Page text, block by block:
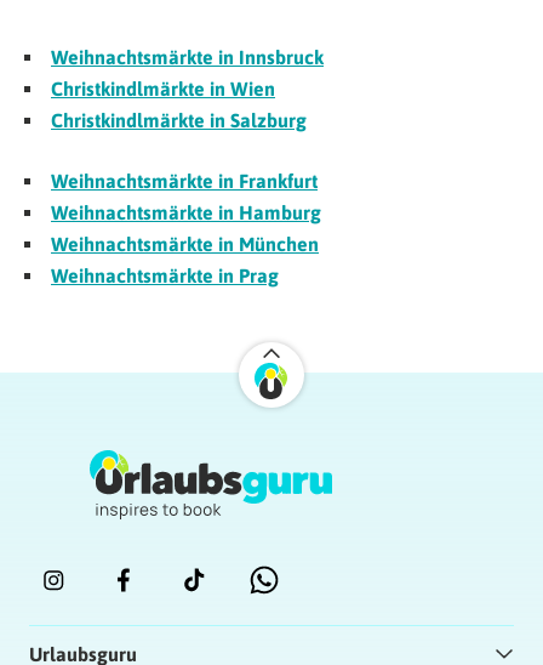
Weihnachtsmärkte in Innsbruck
Christkindlmärkte in Wien
Christkindlmärkte in Salzburg
Weihnachtsmärkte in Frankfurt
Weihnachtsmärkte in Hamburg
Weihnachtsmärkte in München
Weihnachtsmärkte in Prag
Urlaubsguru